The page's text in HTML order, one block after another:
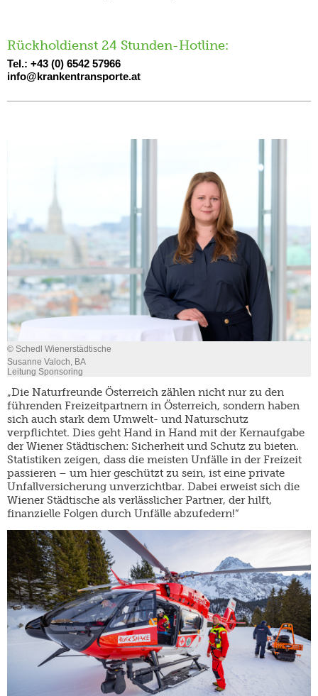
Rückholdienst 24 Stunden-Hotline:
Tel.: +43 (0) 6542 57966
info@krankentransporte.at
© Schedl Wienerstädtische
Susanne Valoch, BA
Leitung Sponsoring
„Die Naturfreunde Österreich zählen nicht nur zu den
führenden Freizeitpartnern in Österreich, sondern haben
sich auch stark dem Umwelt- und Naturschutz
verpflichtet. Dies geht Hand in Hand mit der Kernaufgabe
der Wiener Städtischen: Sicherheit und Schutz zu bieten.
Statistiken zeigen, dass die meisten Unfälle in der Freizeit
passieren – um hier geschützt zu sein, ist eine private
Unfallversicherung unverzichtbar. Dabei erweist sich die
Wiener Städtische als verlässlicher Partner, der hilft,
finanzielle Folgen durch Unfälle abzufedern!“